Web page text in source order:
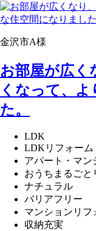
金沢市A様
お部屋が広く
くなって、
た。
LDK
LDKリフォーム
アパート・マン
おうちまるごと
ナチュラル
バリアフリー
マンションリフ
収納充実